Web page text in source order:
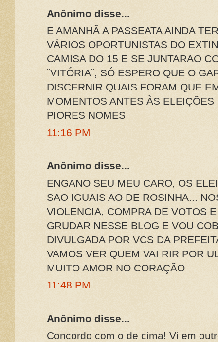
Anônimo disse...
E AMANHÃ A PASSEATA AINDA
VÁRIOS OPORTUNISTAS DO
CAMISA DO 15 E SE JUNTARÃO
¨VITÓRIA¨, SÓ ESPERO QUE O
DISCERNIR QUAIS FORAM QUE
MOMENTOS ANTES ÀS ELEIÇÕES
PIORES NOMES
11:16 PM
Anônimo disse...
ENGANO SEU MEU CARO, OS
SAO IGUAIS AO DE ROSINHA...
VIOLENCIA, COMPRA DE VOTOS
GRUDAR NESSE BLOG E VOU
DIVULGADA POR VCS DA
VAMOS VER QUEM VAI RIR POR
MUITO AMOR NO CORAÇÃO
11:48 PM
Anônimo disse...
Concordo com o de cima! Vi em